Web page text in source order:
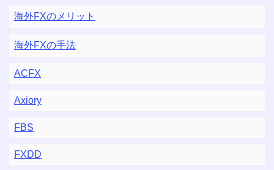
海外FXのメリット
海外FXの手法
ACFX
Axiory
FBS
FXDD